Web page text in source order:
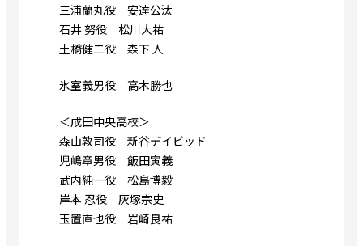
三浦蘭丸役 安達公汰
石井 努役 松川大祐
土橋健二役 森下 人
氷室義男役 高木勝也
＜成田中央高校＞
森山敦司役 新谷デイビッド
児嶋章男役 飯田寅義
武内純一役 松島博毅
岸本 忍役 灰塚宗史
玉置直也役 岩崎良祐